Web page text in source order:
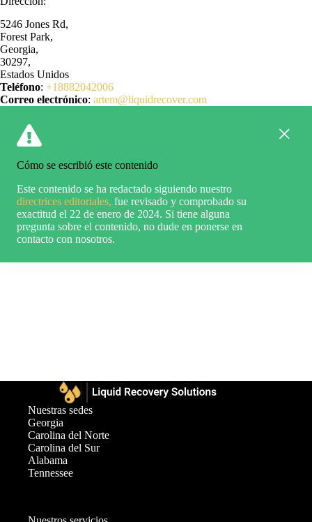
5246 Jones Rd,
Forest Park,
Georgia,
30297,
Estados Unidos
Teléfono: +18882042006
Correo electrónico: artem@liquidrecover.com
Cómo se escribió este contenido
Este contenido se ha redactado siguiendo nuestro
directrices editoriales, fue revisado y comprobado su
exactitud el 22 de enero de 2024. Si tiene alguna
pregunta sobre el contenido, no dude en ponerse en
contacto con nosotros.
Nuestras sedes
Georgia
Carolina del Norte
Carolina del Sur
Alabama
Tennessee